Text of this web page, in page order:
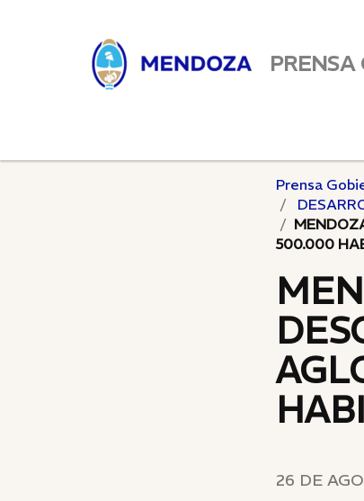
PRENSA
Prensa
500.000
26 DE